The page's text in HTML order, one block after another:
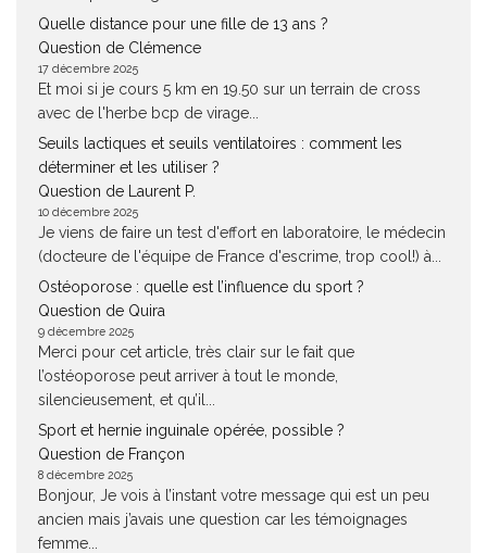
Quelle distance pour une fille de 13 ans ?
Question de Clémence
17 décembre 2025
Et moi si je cours 5 km en 19.50 sur un terrain de cross
avec de l'herbe bcp de virage...
Seuils lactiques et seuils ventilatoires : comment les
déterminer et les utiliser ?
Question de Laurent P.
10 décembre 2025
Je viens de faire un test d'effort en laboratoire, le médecin
(docteure de l'équipe de France d'escrime, trop cool!) à...
Ostéoporose : quelle est l’influence du sport ?
Question de Quira
9 décembre 2025
Merci pour cet article, très clair sur le fait que
l’ostéoporose peut arriver à tout le monde,
silencieusement, et qu’il...
Sport et hernie inguinale opérée, possible ?
Question de Françon
8 décembre 2025
Bonjour, Je vois à l’instant votre message qui est un peu
ancien mais j’avais une question car les témoignages
femme...